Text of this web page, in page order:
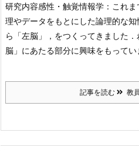
研究内容感性・触覚情報学：これ
理やデータをもとにした論理的な
ら「左脳」，をつくってきました
脳」にあたる部分に興味をもってい
記事を読む 教